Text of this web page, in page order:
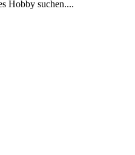
Hobby suchen....